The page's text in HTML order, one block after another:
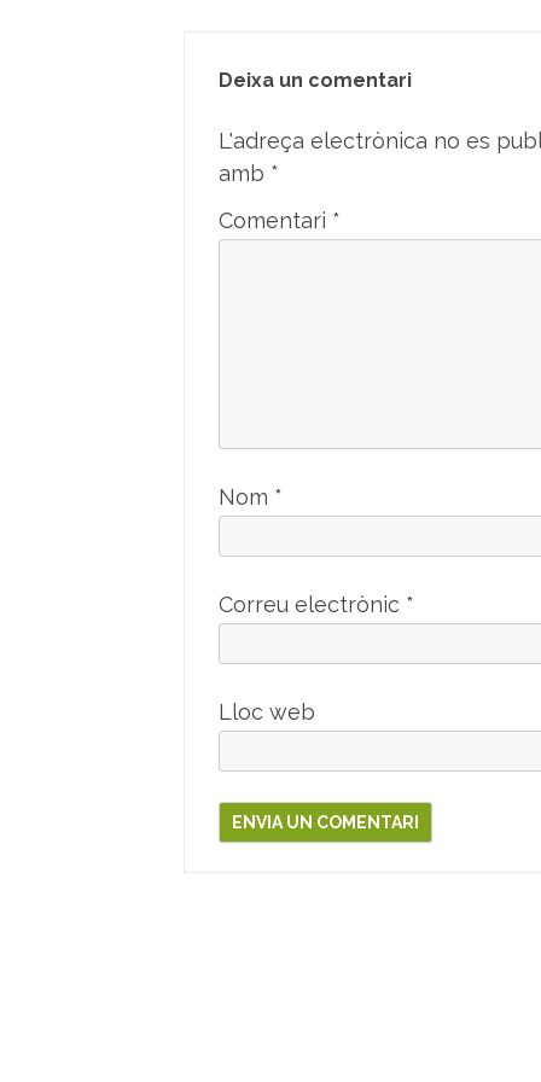
Deixa un comentari
L'adreça electrònica no es
amb *
Comentari *
Nom *
Correu electrònic *
Lloc web